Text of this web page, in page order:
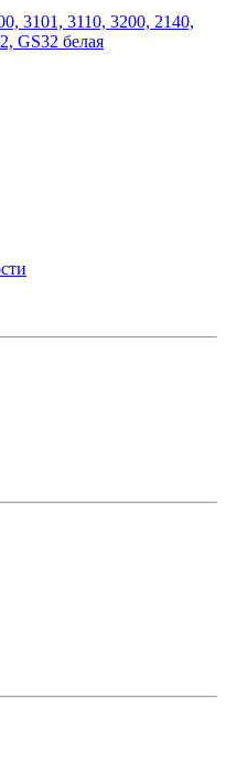
3101, 3110, 3200, 2140,
GS32 белая